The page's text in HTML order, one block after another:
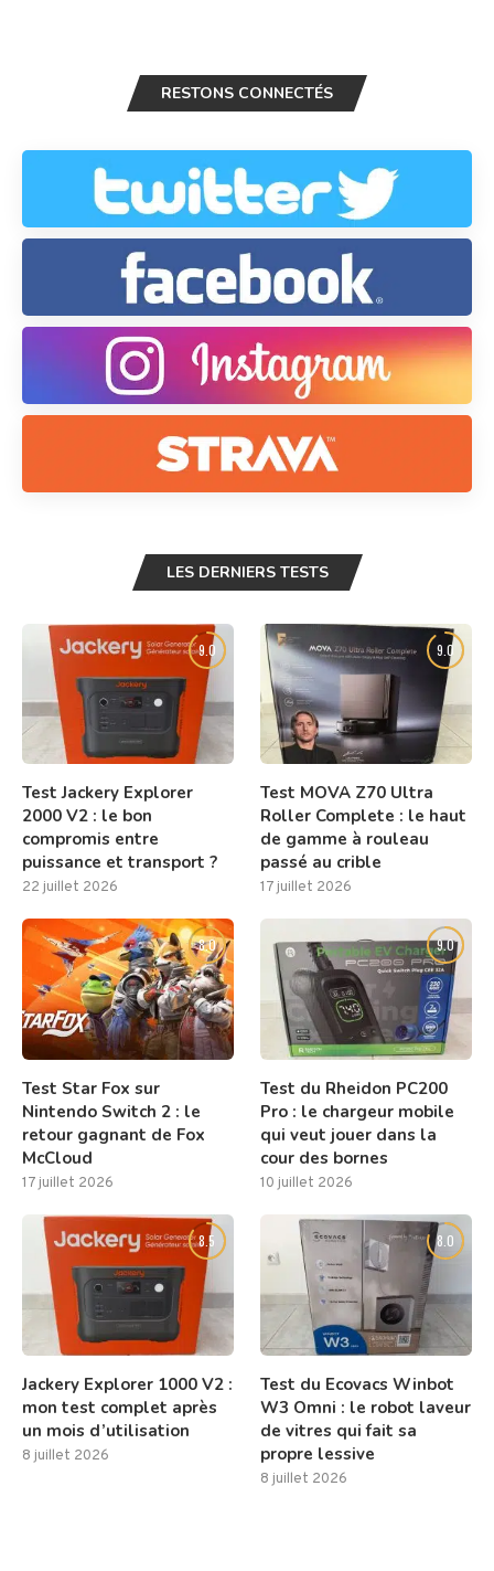
RESTONS CONNECTÉS
LES DERNIERS TESTS
9.0
Test Jackery Explorer
2000 V2 : le bon
compromis entre
puissance et transport ?
22 juillet 2026
9.0
Test MOVA Z70 Ultra
Roller Complete : le haut
de gamme à rouleau
passé au crible
17 juillet 2026
8.0
Test Star Fox sur
Nintendo Switch 2 : le
retour gagnant de Fox
McCloud
17 juillet 2026
9.0
Test du Rheidon PC200
Pro : le chargeur mobile
qui veut jouer dans la
cour des bornes
10 juillet 2026
8.5
Jackery Explorer 1000 V2 :
mon test complet après
un mois d’utilisation
8 juillet 2026
8.0
Test du Ecovacs Winbot
W3 Omni : le robot laveur
de vitres qui fait sa
propre lessive
8 juillet 2026